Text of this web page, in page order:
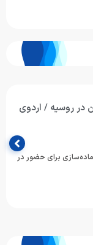
در روسیه / اردوی
برای حضور در